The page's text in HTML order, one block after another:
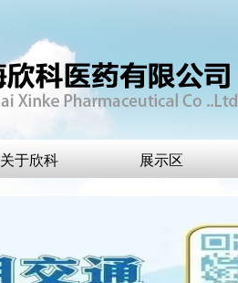
关于欣科 展示区